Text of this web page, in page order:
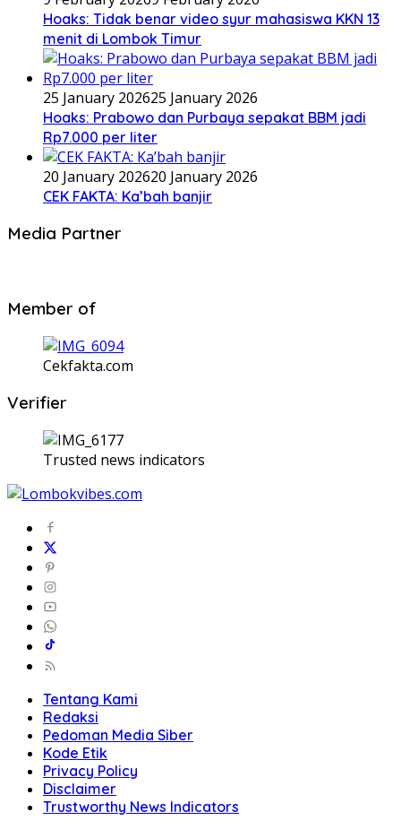
Hoaks: Tidak benar video syur mahasiswa KKN 13
menit di Lombok Timur
25 January 202625 January 2026
Hoaks: Prabowo dan Purbaya sepakat BBM jadi
Rp7.000 per liter
20 January 202620 January 2026
CEK FAKTA: Ka’bah banjir
Media Partner
Member of
Cekfakta.com
Verifier
Trusted news indicators
Tentang Kami
Redaksi
Pedoman Media Siber
Kode Etik
Privacy Policy
Disclaimer
Trustworthy News Indicators